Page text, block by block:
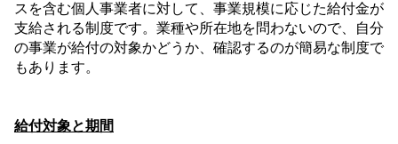
スを含む個人事業者に対して、事業規模に応じた給付金が
支給される制度です。業種や所在地を問わないので、自分
の事業が給付の対象かどうか、確認するのが簡易な制度で
もあります。
給付対象と期間